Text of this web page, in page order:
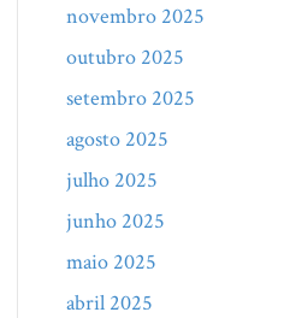
novembro 2025
outubro 2025
setembro 2025
agosto 2025
julho 2025
junho 2025
maio 2025
abril 2025